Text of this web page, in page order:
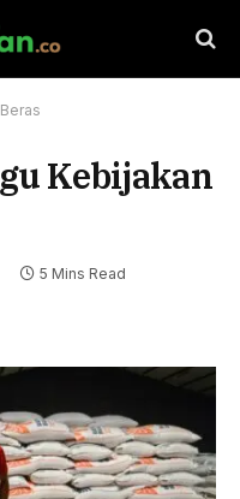
Kebijakan
5 Mins Read